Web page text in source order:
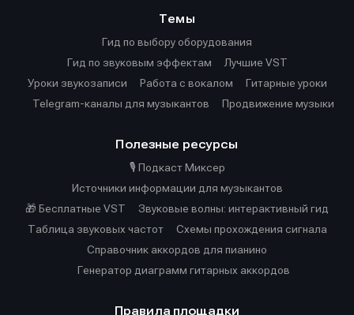
Темы
Гид по выбору оборудования
Гид по звуковым эффектам
Лучшие VST
Уроки звукозаписи
Работа с вокалом
Гитарные уроки
Telegram-каналы для музыкантов
Продвижение музыки
Полезные ресурсы
🎙️ Подкаст Миксер
Источники информации для музыкантов
🎁 Бесплатные VST
Звуковые волны: интерактивный гид
Таблица звуковых частот
Cхемы прохождения сигнала
Справочник аккордов для пианино
Генератор диаграмм гитарных аккордов
Правила площадки